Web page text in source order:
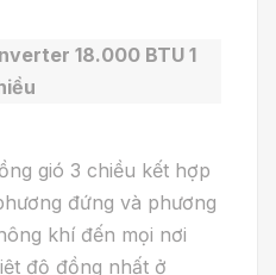
gió 3 chiều kết hợp
đứng và phương
khí đến mọi nơi
độ đồng nhất ở